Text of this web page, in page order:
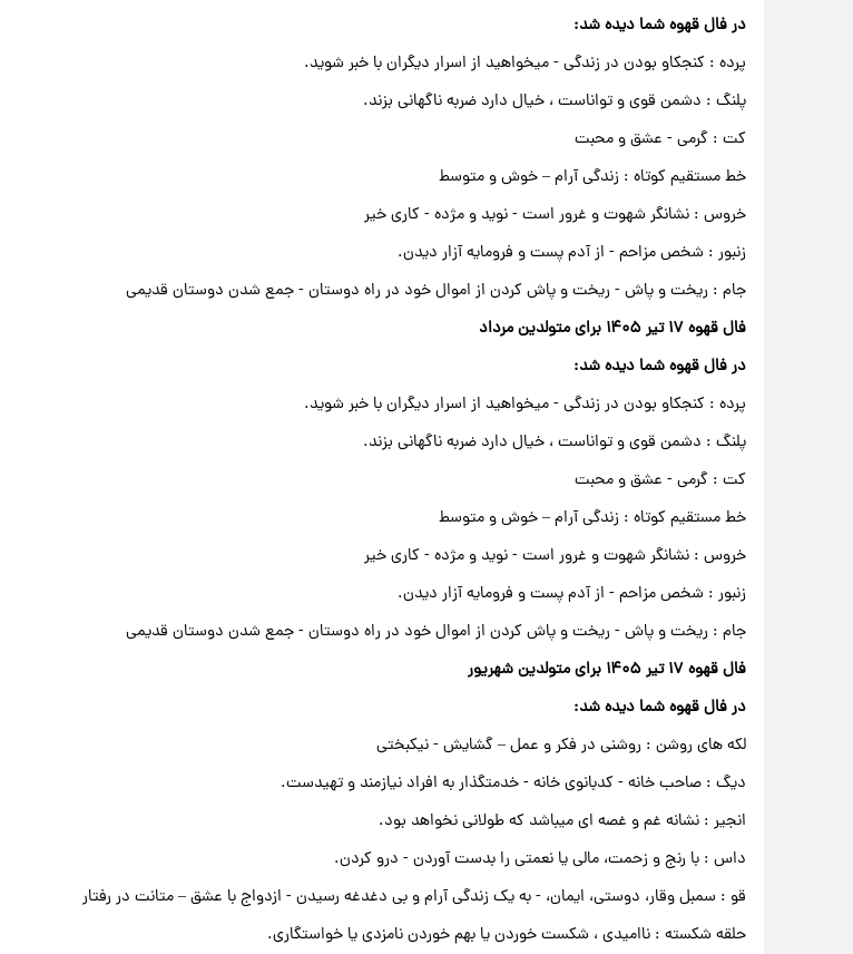
در فال قهوه شما دیده شد:
پرده : کنجکاو بودن در زندگی - میخواهید از اسرار دیگران با خبر شوید.
پلنگ : دشمن قوی و تواناست ، خیال دارد ضربه ناگهانی بزند.
کت : گرمی - عشق و محبت
خط مستقیم کوتاه : زندگی آرام – خوش و متوسط
خروس : نشانگر شهوت و غرور است - نوید و مژده - کاری خیر
زنبور : شخص مزاحم - از آدم پست و فرومایه آزار دیدن.
جام : ریخت و پاش - ریخت و پاش کردن از اموال خود در راه دوستان - جمع شدن دوستان قدیمی
فال قهوه ۱۷ تیر ۱۴۰۵ برای متولدین مرداد
در فال قهوه شما دیده شد:
پرده : کنجکاو بودن در زندگی - میخواهید از اسرار دیگران با خبر شوید.
پلنگ : دشمن قوی و تواناست ، خیال دارد ضربه ناگهانی بزند.
کت : گرمی - عشق و محبت
خط مستقیم کوتاه : زندگی آرام – خوش و متوسط
خروس : نشانگر شهوت و غرور است - نوید و مژده - کاری خیر
زنبور : شخص مزاحم - از آدم پست و فرومایه آزار دیدن.
جام : ریخت و پاش - ریخت و پاش کردن از اموال خود در راه دوستان - جمع شدن دوستان قدیمی
فال قهوه ۱۷ تیر ۱۴۰۵ برای متولدین شهریور
در فال قهوه شما دیده شد:
لکه های روشن : روشنی در فکر و عمل – گشایش - نیکبختی
دیگ : صاحب خانه - کدبانوی خانه - خدمتگذار به افراد نیازمند و تهیدست.
انجیر : نشانه غم و غصه ای میباشد که طولانی نخواهد بود.
داس : با رنج و زحمت، مالی یا نعمتی را بدست آوردن - درو کردن.
قو : سمبل وقار، دوستی، ایمان، - به یک زندگی آرام و بی دغدغه رسیدن - ازدواج با عشق – متانت در رفتار
حلقه شکسته : ناامیدی ، شکست خوردن یا بهم خوردن نامزدی یا خواستگاری.